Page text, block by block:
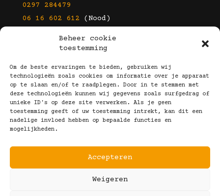
Beheer cookie
toestemming
Om de beste ervaringen te bieden, gebruiken wij
technologieën zoals cookies om informatie over je apparaat
op te slaan en/of te raadplegen. Door in te stemmen met
deze technologieën kunnen wij gegevens zoals surfgedrag of
unieke ID's op deze site verwerken. Als je geen
toestemming geeft of uw toestemming intrekt, kan dit een
nadelige invloed hebben op bepaalde functies en
mogelijkheden.
Accepteren
Weigeren
0297 284479
06 16 602 612 (Nood)
info@kootbrillen.nl
Volg Ons!
Copyright © 2025 Koot Brillen
Algemene Voorwaarden